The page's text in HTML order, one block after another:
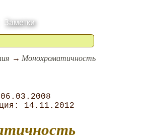
Заметки
Монохроматичность
06.03.2008
14.11.2012